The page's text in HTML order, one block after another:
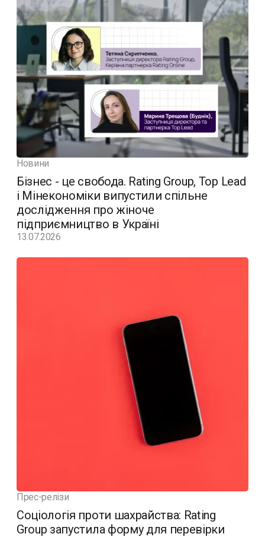
Новини
Бізнес - це свобода. Rating Group, Top Lead
і Мінекономіки випустили спільне
дослідження про жіноче
підприємництво в Україні
13.07.2026
Прес-релізи
Соціологія проти шахрайства: Rating
Group запустила форму для перевірки